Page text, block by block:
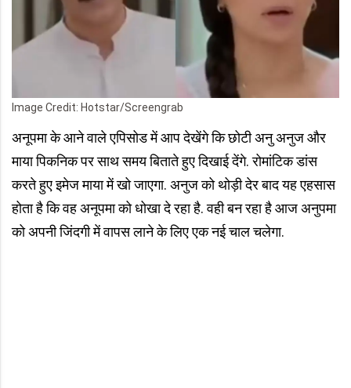
Image Credit: Hotstar/Screengrab
अनूपमा के आने वाले एपिसोड में आप देखेंगे कि छोटी अनु अनुज और
माया पिकनिक पर साथ समय बिताते हुए दिखाई देंगे. रोमांटिक डांस
करते हुए इमेज माया में खो जाएगा. अनुज को थोड़ी देर बाद यह एहसास
होता है कि वह अनूपमा को धोखा दे रहा है. वही बन रहा है आज अनुपमा
को अपनी जिंदगी में वापस लाने के लिए एक नई चाल चलेगा.